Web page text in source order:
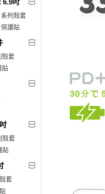
列殼套
護貼
殼套
貼
殼套
貼
套